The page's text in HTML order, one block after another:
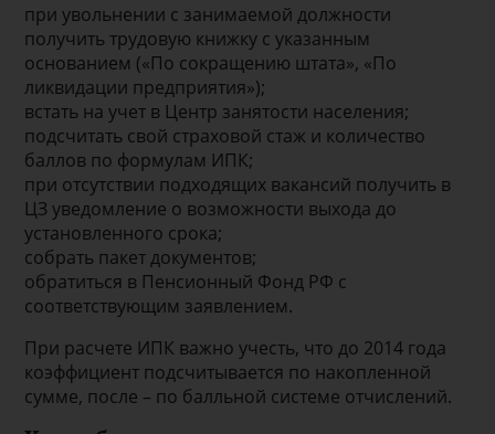
при увольнении с занимаемой должности
получить трудовую книжку с указанным
основанием («По сокращению штата», «По
ликвидации предприятия»);
встать на учет в Центр занятости населения;
подсчитать свой страховой стаж и количество
баллов по формулам ИПК;
при отсутствии подходящих вакансий получить в
ЦЗ уведомление о возможности выхода до
установленного срока;
собрать пакет документов;
обратиться в Пенсионный Фонд РФ с
соответствующим заявлением.
При расчете ИПК важно учесть, что до 2014 года
коэффициент подсчитывается по накопленной
сумме, после – по балльной системе отчислений.